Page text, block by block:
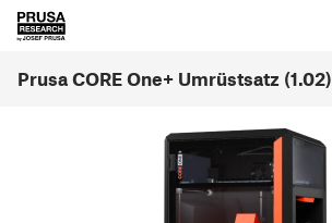
Prusa CORE One+ Umrüstsatz (1.02)